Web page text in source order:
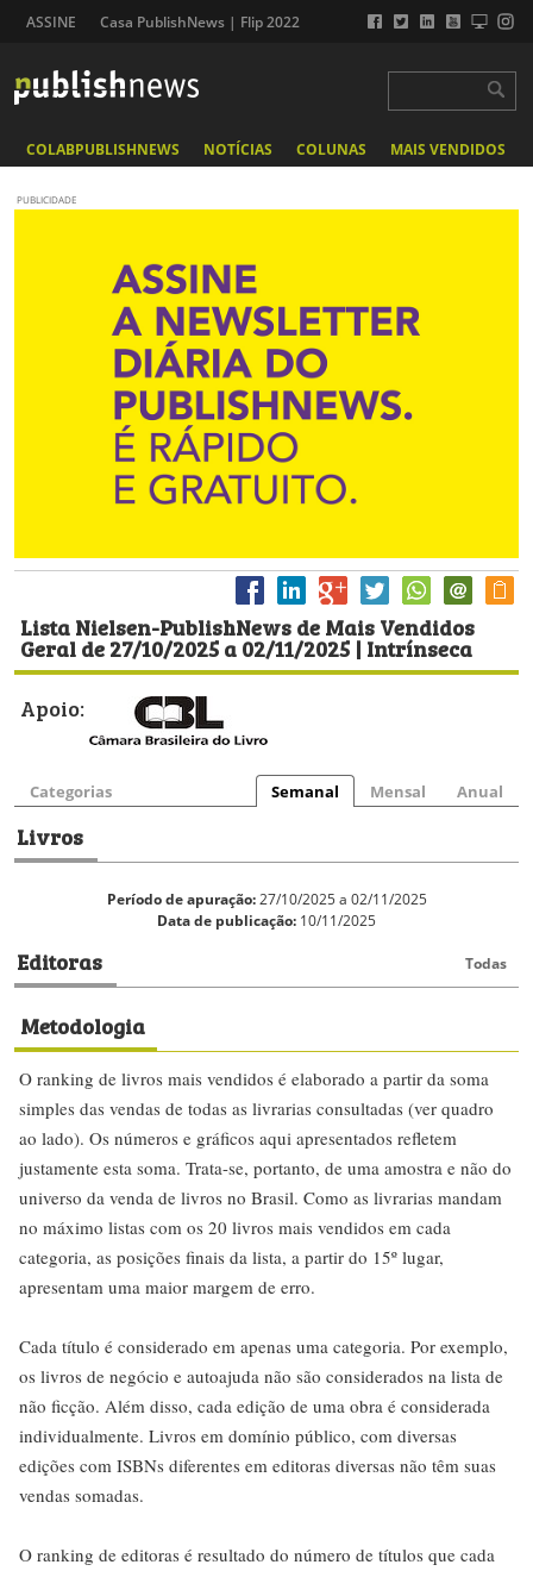
ASSINE Casa PublishNews | Flip 2022
COLABPUBLISHNEWS NOTÍCIAS COLUNAS MAIS VENDIDOS
PUBLICIDADE
Lista Nielsen-PublishNews de Mais Vendidos
Geral de 27/10/2025 a 02/11/2025 | Intrínseca
Apoio:
Categorias Semanal Mensal Anual
Livros
Período de apuração:27/10/2025 a 02/11/2025
Data de publicação: 10/11/2025
Editoras Todas
Metodologia
O ranking de livros mais vendidos é elaborado a partir da soma
simples das vendas de todas as livrarias consultadas (ver quadro
ao lado). Os números e gráficos aqui apresentados refletem
justamente esta soma. Trata-se, portanto, de uma amostra e não do
universo da venda de livros no Brasil. Como as livrarias mandam
no máximo listas com os 20 livros mais vendidos em cada
categoria, as posições finais da lista, a partir do 15º lugar,
apresentam uma maior margem de erro.
Cada título é considerado em apenas uma categoria. Por exemplo,
os livros de negócio e autoajuda não são considerados na lista de
não ficção. Além disso, cada edição de uma obra é considerada
individualmente. Livros em domínio público, com diversas
edições com ISBNs diferentes em editoras diversas não têm suas
vendas somadas.
O ranking de editoras é resultado do número de títulos que cada